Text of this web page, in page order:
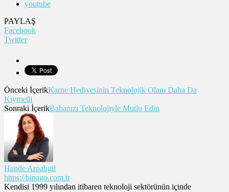
youtube
PAYLAŞ
Facebook
Twitter
Önceki İçerikKarne Hediyesinin Teknolojik Olanı Daha Da
Kıymetli
Sonraki İçerikBabanızı Teknolojiyle Mutlu Edin
Hande Arpalıgil
https://bipago.com.tr
Kendisi 1999 yılından itibaren teknoloji sektörünün içinde